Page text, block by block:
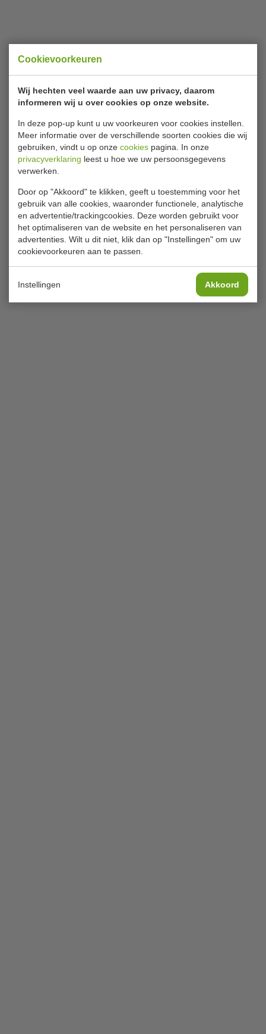
Cookievoorkeuren
Wij hechten veel waarde aan uw privacy, daarom
informeren wij u over cookies op onze website.
In deze pop-up kunt u uw voorkeuren voor cookies instellen.
Meer informatie over de verschillende soorten cookies die wij
gebruiken, vindt u op onze cookies pagina. In onze
privacyverklaring leest u hoe we uw persoonsgegevens
verwerken.
Door op "Akkoord" te klikken, geeft u toestemming voor het
gebruik van alle cookies, waaronder functionele, analytische
en advertentie/trackingcookies. Deze worden gebruikt voor
het optimaliseren van de website en het personaliseren van
advertenties. Wilt u dit niet, klik dan op "Instellingen" om uw
cookievoorkeuren aan te passen.
Instellingen Akkoord